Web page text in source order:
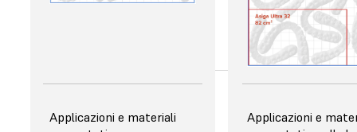
Rimozione delle parti
Applicazioni e materiali
Rimozione delle
Applicazioni e